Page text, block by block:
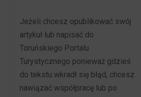
Jeżeli chcesz opublikować swój
artykuł lub napisać do
Toruńskiego Portalu
Turystycznego ponieważ gdzieś
do tekstu wkradł się błąd, chcesz
nawiązać współpracę lub po